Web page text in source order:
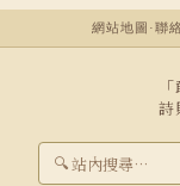
網站地圖 ·聯
詩
🔍